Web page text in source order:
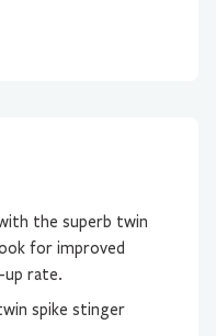
the superb twin
for improved
rate.
spike stinger